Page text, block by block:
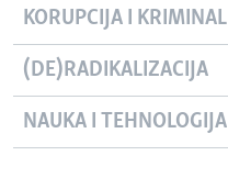
KORUPCIJA I KRIMINAL
(DE)RADIKALIZACIJA
NAUKA I TEHNOLOGIJA